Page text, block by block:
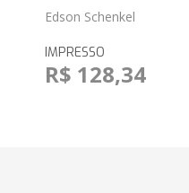
Edson Schenkel
IMPRESSO
R$ 128,34